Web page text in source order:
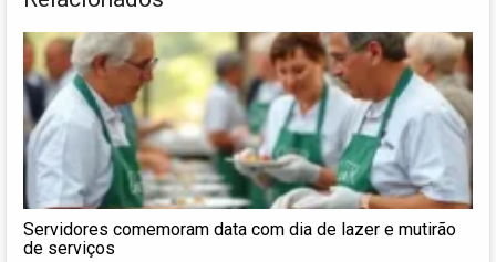
Servidores comemoram data com dia de lazer e mutirão
de serviços